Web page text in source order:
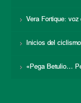
Vera Fortique: voz
Inicios del
«Pega Betulio…